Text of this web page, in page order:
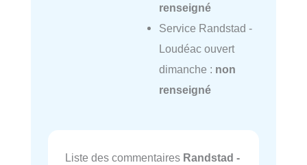
renseigné
Service Randstad -
Loudéac ouvert
dimanche : non
renseigné
Liste des commentaires Randstad -